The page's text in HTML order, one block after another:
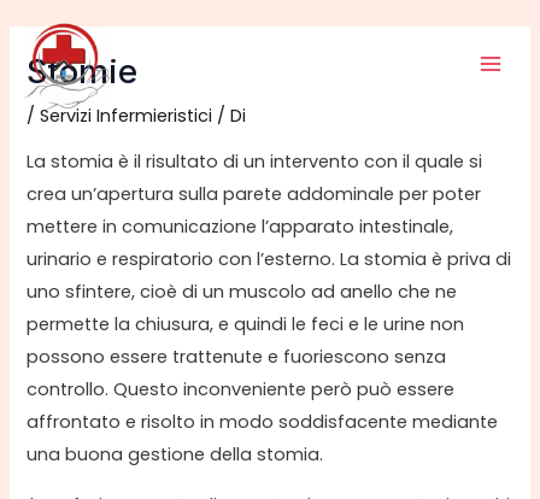
contenuto
Stomie
/Servizi Infermieristici / Di
La stomia è il risultato di un intervento con il quale si
crea un’apertura sulla parete addominale per poter
mettere in comunicazione l’apparato intestinale,
urinario e respiratorio con l’esterno. La stomia è priva di
uno sfintere, cioè di un muscolo ad anello che ne
permette la chiusura, e quindi le feci e le urine non
possono essere trattenute e fuoriescono senza
controllo. Questo inconveniente però può essere
affrontato e risolto in modo soddisfacente mediante
una buona gestione della stomia.